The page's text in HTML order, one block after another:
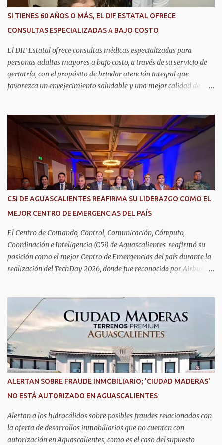
SI TIENES 60 AÑOS O MÁS, EL DIF ESTATAL OFRECE
CONSULTAS ESPECIALIZADAS A BAJO COSTO
El DIF Estatal ofrece consultas médicas especializadas para
personas adultas mayores a bajo costo, a través de su servicio de
geriatría, con el propósito de brindar atención integral que
favorezca un envejecimiento saludable y una mejor calidad de
fundamentalmente en la prevención, el diagnóstico y tratamiento
de las enfermedades más comunes en las personas mayores de 60
años, como diabetes, hipertensión, deterioro cognitivo y
alzhéimer, entre otros padecimientos. "Nuestros adultos mayores
son el corazón de muchas familias y merecen todo nuestro respeto,
cuidado y reconocimiento; por eso, en el DIF Estatal impulsamos
servicios que les ayuden a cuidar su salud y a vivir esta etapa con
presidenta del DIF Estatal. Para acceder al servicio, las y los
interesados deben acudir a la Dirección de Servi...
C5i DE AGUASCALIENTES REAFIRMA SU LIDERAZGO COMO EL
MEJOR CENTRO DE EMERGENCIAS DEL PAÍS
El Centro de Comando, Control, Comunicación, Cómputo,
Coordinación e Inteligencia (C5i) de Aguascalientes reafirmó su
posición como el mejor Centro de Emergencias del país durante la
realización del TechDay 2026, donde fue reconocido por Airbus
seguridad pública y la atención de emergencias. Este encuentro
reunió a autoridades, especialistas nacionales e internacionales y
representantes de instituciones de seguridad para intercambiar
conocimientos y conocer las tendencias más avanzadas en la
materia. La titular del C5i, Michelle Olmos Álvarez, señaló que este
reconocimiento es resultado de la capacidad operativa, la
infraestructura tecnológica de vanguardia y los modelos
innovadores de coordinación institucional que distinguen al C5i de
Aguascalientes, posicionándose como un referente nacional en
materia de atención de emergencias. "Bajo el liderazgo de la
goberna...
ALERTAN SOBRE FRAUDE INMOBILIARIO; 'CIUDAD MADERAS'
NO ESTÁ AUTORIZADO EN AGUASCALIENTES
Alertan a los hidrocálidos sobre posibles fraudes relacionados con
la oferta de desarrollos inmobiliarios que no cuentan con
autorización en Aguascalientes, como es el caso del supuesto